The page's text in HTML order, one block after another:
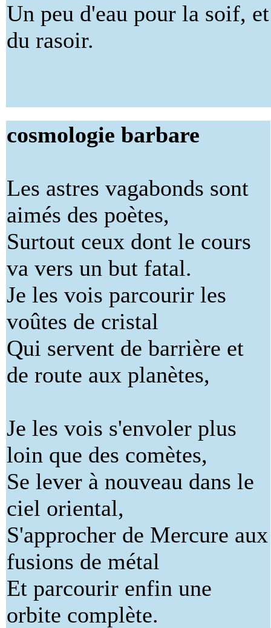
Un peu d'eau pour la soif,
du rasoir.
cosmologie barbare
Les astres vagabonds sont
aimés des poètes,
Surtout ceux dont le cours
va vers un but fatal.
Je les vois parcourir les
voûtes de cristal
Qui servent de barrière et
de route aux planètes,
Je les vois s'envoler plus
loin que des comètes,
Se lever à nouveau dans le
ciel oriental,
S'approcher de Mercure aux
fusions de métal
Et parcourir enfin une
orbite complète.